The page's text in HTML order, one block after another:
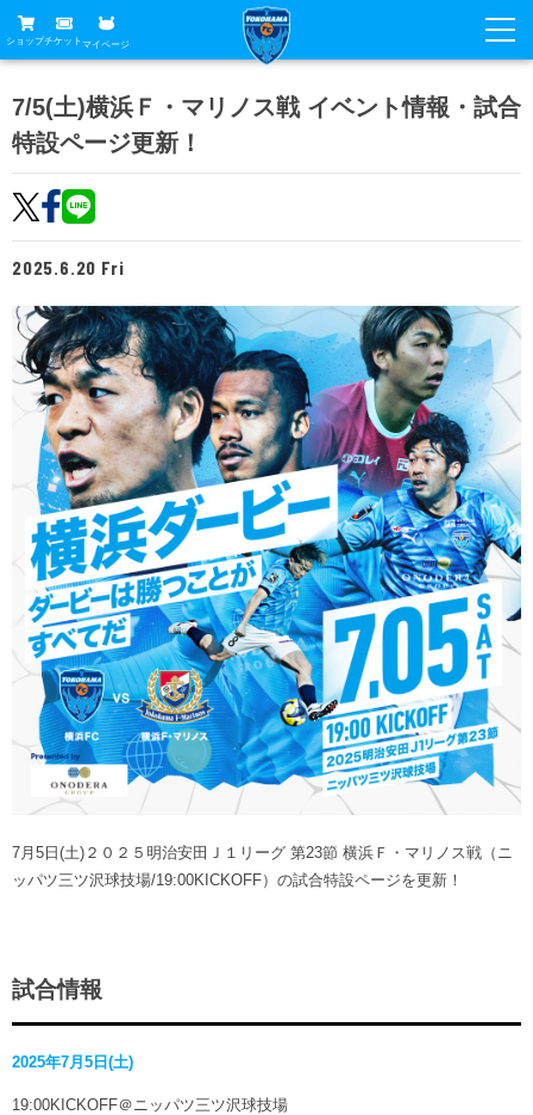
ショップチケット マイページ
グッズ
ホームタウン
トップチーム
メディア
試合
アカデミー
試合
試合日程
チケット
チケットガイド
席種・価格表
チケット購入方法
販売スケジュール
ニッパツシート
Buy Ticket Here
チーム
選手・スタッフ
スケジュール
練習見学について
観戦ガイド
横浜FC観戦ガイド
試合会場アクセス
観戦ルール・マナー
クラブ
クラブ概要
フリ丸のページ
ヒストリー
サステナビリティ
ホームタウン活動
横浜FCスポーツクラブ
ニッパツ横浜FCシーガルズ
ゲームスチュワード
ファン
横浜FC公式オンラインショップ
クラブメンバー
スタータークラブ
スペシャルコンテンツ
オリジナルビール
アカデミー
育成ビジョン
試合日程・結果
アカデミー選手
アカデミースタッフ
フェニックスクラブ
サッカースクール
チアスクール
パートナー
パートナー一覧
あしながドリーム基金
お問い合わせ
お問い合わせ
7/5(土)横浜Ｆ・マリノス戦 イベント情報・試合
特設ページ更新！
2025.6.20 Fri
7月5日(土)２０２５明治安田Ｊ１リーグ 第23節 横浜Ｆ・マリノス戦（ニ
ッパツ三ツ沢球技場/19:00KICKOFF）の試合特設ページを更新！
試合情報
2025年7月5日(土)
19:00KICKOFF＠ニッパツ三ツ沢球技場